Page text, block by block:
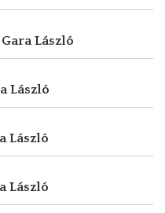
Gara László
László
László
László